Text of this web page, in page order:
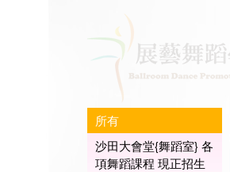
所有
沙田大會堂{舞蹈室} 各
項舞蹈課程 現正招生